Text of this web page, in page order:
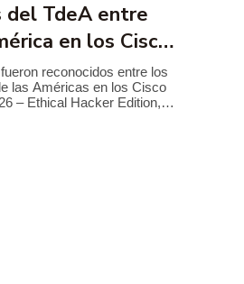
del TdeA entre
en los Cisco
reconocidos entre los
las Américas en los Cisco
– Ethical Hacker Edition,
hacking ético y resolución